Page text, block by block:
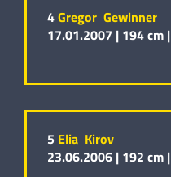
4Gregor Gewinner
17.01.2007 | 194 cm |
5 Elia Kirov
23.06.2006 | 192 cm |